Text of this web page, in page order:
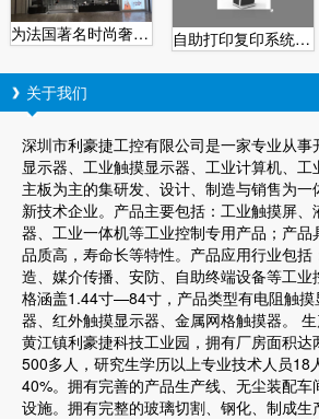
为法国著名时尚奢侈品Givenchy纪梵希配套产品 自助打印复印系统为城市助力
关于我们
深圳市利豪捷工控有限公司是一家专业从
显示器、工业触摸显示器、工业计算机、
主板为主的集研发、设计、制造与销售为
新技术企业。产品主要包括：工业触摸屏
器、工业一体机等工业控制专用产品；产品
品质高，寿命长等特性。产品应用行业包括
造、媒介传播、安防、自助终端设备等工
格涵盖1.44寸—84寸，产品类型有电阻触摸
器、红外触摸显示器、金属网格触摸器。
黄江镇利豪捷科技工业园，拥有厂房面积达
500多人，研究生学历以上专业技术人员18
40%。拥有完善的产品生产线、无尘装配车
设施。拥有完整的玻璃切割、钢化、制成生